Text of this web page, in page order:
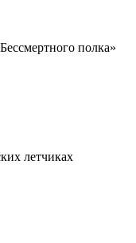
полка»
летчиках